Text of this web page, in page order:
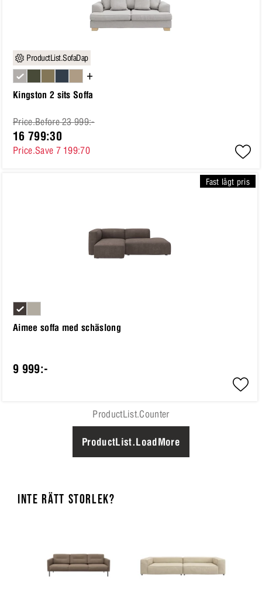
ProductList.SofaDap
Kingston 2 sits Soffa
Price.Before 23 999:-
16 799:30
Price.Save 7 199:70
+
Fast lågt pris
Aimee soffa med schäslong
9 999:-
ProductList.Counter
ProductList.LoadMore
INTE RÄTT STORLEK?